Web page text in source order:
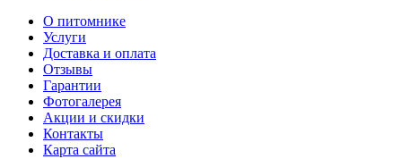
О питомнике
Услуги
Доставка и оплата
Отзывы
Гарантии
Фотогалерея
Акции и скидки
Контакты
Карта сайта